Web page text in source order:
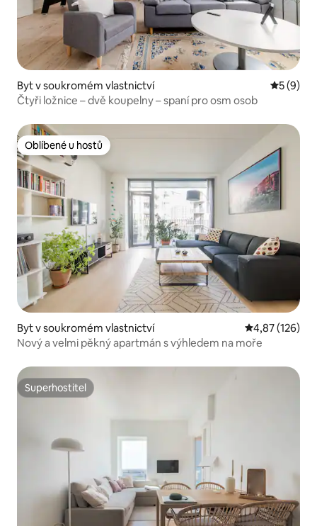
Byt v soukromém vlastnictví
5 (9)
Čtyři ložnice – dvě koupelny – spaní pro osm osob
Oblíbené u hostů
Oblíbené u hostů
Byt v soukromém vlastnictví Průměrné
4,87 (126)
Nový a velmi pěkný apartmán s výhledem na moře
Superhostitel
Superhostitel